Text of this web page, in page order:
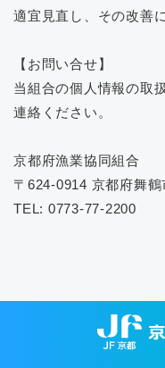
適宜見直し、その改善
【お問い合せ】
当組合の個人情報の取
連絡ください。
京都府漁業協同組合
〒624-0914 京都府舞
TEL: 0773-77-2200